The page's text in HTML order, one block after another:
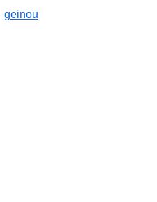
geinou